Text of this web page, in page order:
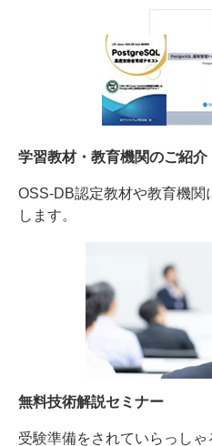
学習教材・教育機関のご紹介
OSS-DB認定教材や教育機関
します。
無料技術解説セミナー
受験準備をされていらっし